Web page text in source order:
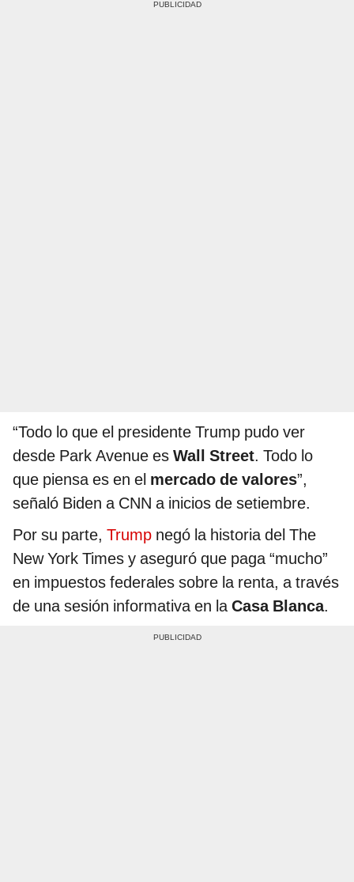
“Todo lo que el presidente Trump pudo ver
desde Park Avenue es Wall Street. Todo lo
que piensa es en el mercado de valores”,
señaló Biden a CNN a inicios de setiembre.
Por su parte, Trump negó la historia del The
New York Times y aseguró que paga “mucho”
en impuestos federales sobre la renta, a través
de una sesión informativa en laCasa Blanca.